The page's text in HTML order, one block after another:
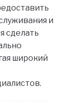
и
сделать
широкий